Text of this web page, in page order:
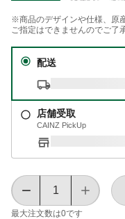
※商品のデザインや仕様、原
ご指定はできませんのでご了
配送
店舗受取
CAINZ PickUp
最大注文数は0です